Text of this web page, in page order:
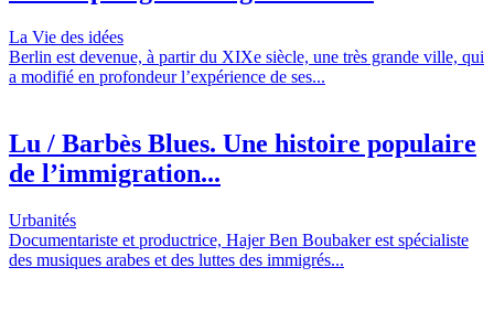
La Vie des idées
Berlin est devenue, à partir du XIXe siècle, une très grande ville, qui
a modifié en profondeur l’expérience de ses...
Lu / Barbès Blues. Une histoire populaire
de l’immigration...
Urbanités
Documentariste et productrice, Hajer Ben Boubaker est spécialiste
des musiques arabes et des luttes des immigrés...